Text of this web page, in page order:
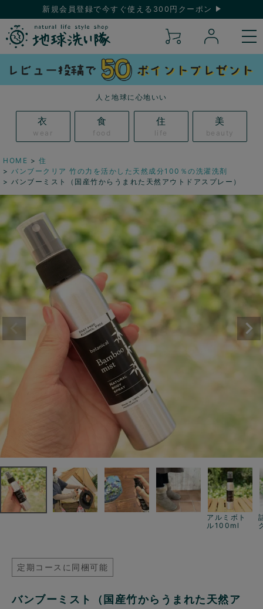
新規会員登録で今すぐ使える300円クーポン
人と地球に心地いい
衣
wear
食
food
住
life
美
beauty
HOME
住
バンブークリア 竹の力を活かした天然成分100％の洗濯洗剤
バンブーミスト（国産竹からうまれた天然アウトドアスプレー）
アルミボト
ル100ml
定期コースに同梱可能
バンブーミスト（国産竹からうまれた天然ア